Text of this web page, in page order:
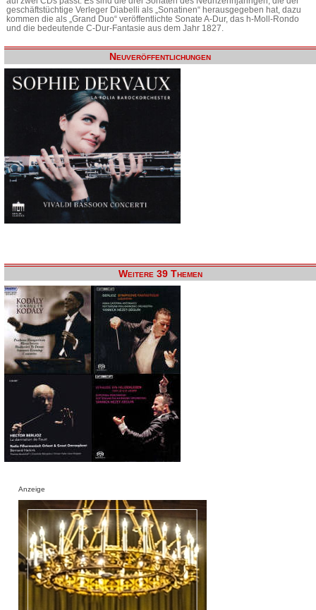
geschäftstüchtige Verleger Diabelli als „Sonatinen“ herausgegeben hat, dazu
kommen die als „Grand Duo“ veröffentlichte Sonate A-Dur, das h-Moll-Rondo
und die bedeutende C-Dur-Fantasie aus dem Jahr 1827.
Neuveröffentlichungen
Weitere 39 Themen
Anzeige